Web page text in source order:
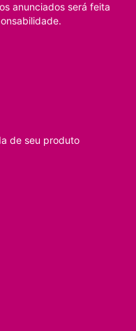
anunciados será feita
de seu produto